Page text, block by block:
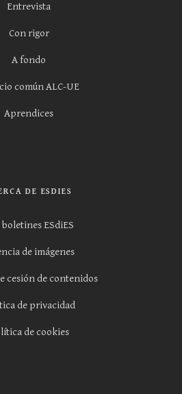
Entrevista
Con rigor
A fondo
común ALC-UE
Aprendices
DE ESDIES
ESdiES
de imágenes
cesión de contenidos
de privacidad
de cookies